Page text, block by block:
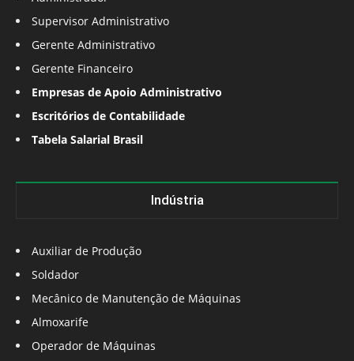
Supervisor Administrativo
Gerente Administrativo
Gerente Financeiro
Empresas de Apoio Administrativo
Escritórios de Contabilidade
Tabela Salarial Brasil
Indústria
Auxiliar de Produção
Soldador
Mecânico de Manutenção de Máquinas
Almoxarife
Operador de Máquinas